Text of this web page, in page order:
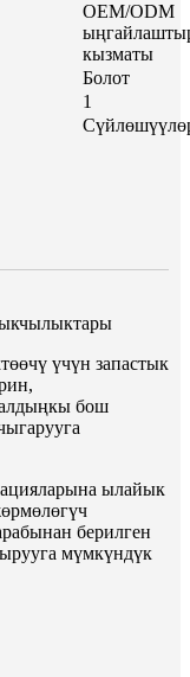
OEM/ODM
кызматы
Болот
1
үчүн запастык
бош
ылайык
берилген
мүмкүндүк